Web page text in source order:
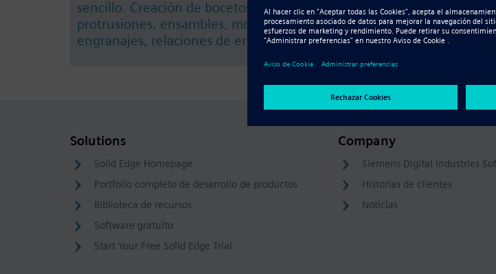
sencillo. Creación de bocetos,
protrusiones, ensambles, motores,
engranajes, relaciones de engranaje.
Solutions
Solid Edge Homepage
Portfolio completo de desarrollo de productos
Biblioteca de recursos
Software gratuito
Start Your Free Solid Edge Trial
Company
Siemens Digital Industries
Historias de clientes
Noticias